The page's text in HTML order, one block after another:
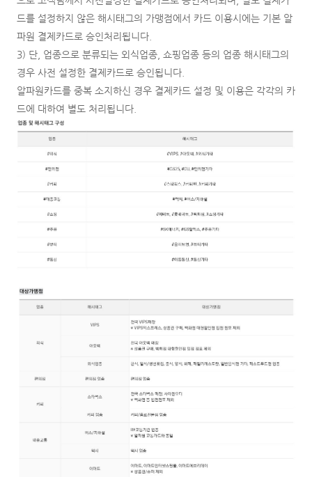
드를 설정하지 않은 해시태그의 가맹점에서 카드 이용시에는 기본 알
파원 결제카드로 승인처리됩니다.
3) 단, 업종으로 분류되는 외식업종, 쇼핑업종 등의 업종 해시태그의
경우 사전 설정한 결제카드로 승인됩니다.
알파원카드를 중복 소지하신 경우 결제카드 설정 및 이용은 각각의 카
드에 대하여 별도 처리됩니다.